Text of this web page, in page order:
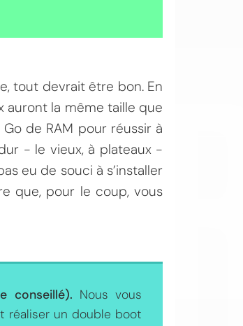
tout devrait être bon. En
auront la même taille que
de RAM pour réussir à
- le vieux, à plateaux -
eu de souci à s’installer
que, pour le coup, vous
conseillé). Nous vous
réaliser un double boot